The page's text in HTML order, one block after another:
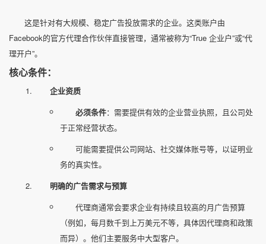
这是针对有大规模、稳定广告投放需求的企业。这类账户由
Facebook的官方代理合作伙伴直接管理，通常被称为“True 企业户”或“代
理开户”。
核心条件：
企业资质
必须条件：需要提供有效的企业营业执照，且公司处
于正常经营状态。
可能需要提供公司网站、社交媒体账号等，以证明业
务的真实性。
明确的广告需求与预算
代理商通常会要求企业有持续且较高的月广告预算
（例如，每月数千到上万美元不等，具体因代理商和政策
而异）。他们主要服务中大型客户。